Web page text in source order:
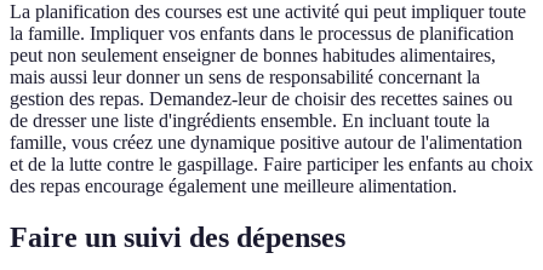
La planification des courses est une activité qui peut impliquer toute
la famille. Impliquer vos enfants dans le processus de planification
peut non seulement enseigner de bonnes habitudes alimentaires,
mais aussi leur donner un sens de responsabilité concernant la
gestion des repas. Demandez-leur de choisir des recettes saines ou
de dresser une liste d'ingrédients ensemble. En incluant toute la
famille, vous créez une dynamique positive autour de l'alimentation
et de la lutte contre le gaspillage. Faire participer les enfants au choix
des repas encourage également une meilleure alimentation.
Faire un suivi des dépenses